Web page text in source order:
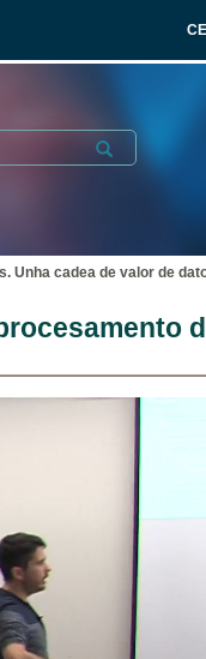
Submit
Unha cadea de valor de